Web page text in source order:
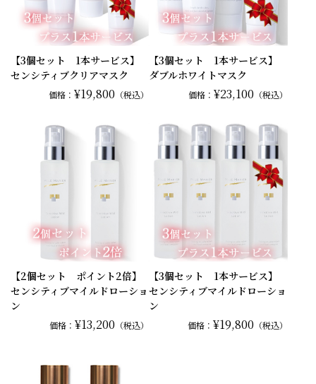
【3個セット 1本サービス】
センシティブクリアマスク
価格：¥19,800 （税込）
【3個セット 1本サービス】
ダブルホワイトマスク
価格： ¥23,100 （税込）
【2個セット ポイント2倍】
センシティブマイルドローショ
ン
価格：¥13,200 （税込）
【3個セット 1本サービス】
センシティブマイルドローショ
ン
価格： ¥19,800 （税込）